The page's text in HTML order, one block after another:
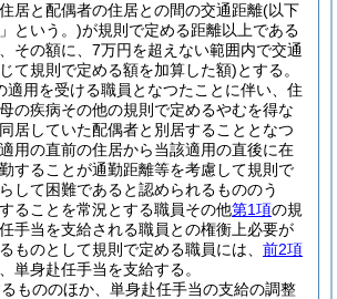
居と配偶者の住居との間の交通距離(以下
という。)が規則で定める距離以上である
その額に、7万円を超えない範囲内で交通
て規則で定める額を加算した額)とする。
適用を受ける職員となつたことに伴い、住
の疾病その他の規則で定めるやむを得な
居していた配偶者と別居することとなつ
用の直前の住居から当該適用の直後に在
することが通勤距離等を考慮して規則で
して困難であると認められるもののう
ることを常況とする職員その他第1項の規
手当を支給される職員との権衡上必要が
ものとして規則で定める職員には、 前2項
単身赴任手当を支給する。
もののほか、単身赴任手当の支給の調整